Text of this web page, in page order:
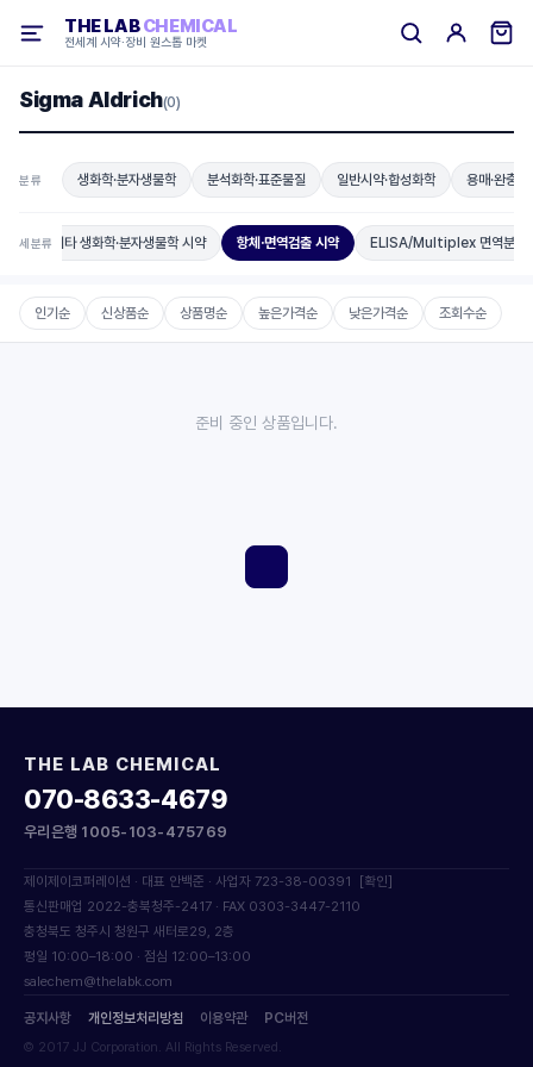
THE LABCHEMICAL
전세계 시약·장비 원스톱 마켓
Sigma Aldrich(0)
분류 생화학·분자생물학 분석화학·표준물질 일반시약·합성화학 용매·완충용
세분류
컬 기타 생화학·분자생물학 시약 항체·면역검출 시약 ELISA/Multiplex 면역분석
인기순 신상품순 상품명순 높은가격순 낮은가격순 조회수순
준비 중인 상품입니다.
THE LAB CHEMICAL
070-8633-4679
우리은행 1005-103-475769
제이제이코퍼레이션 · 대표 안백준 · 사업자 723-38-00391
[확인]
통신판매업 2022-충북청주-2417 · FAX 0303-3447-2110
충청북도 청주시 청원구 새터로29, 2층
평일 10:00–18:00 · 점심 12:00–13:00
salechem@thelabk.com
공지사항 개인정보처리방침 이용약관 PC버전
© 2017 JJ Corporation. All Rights Reserved.